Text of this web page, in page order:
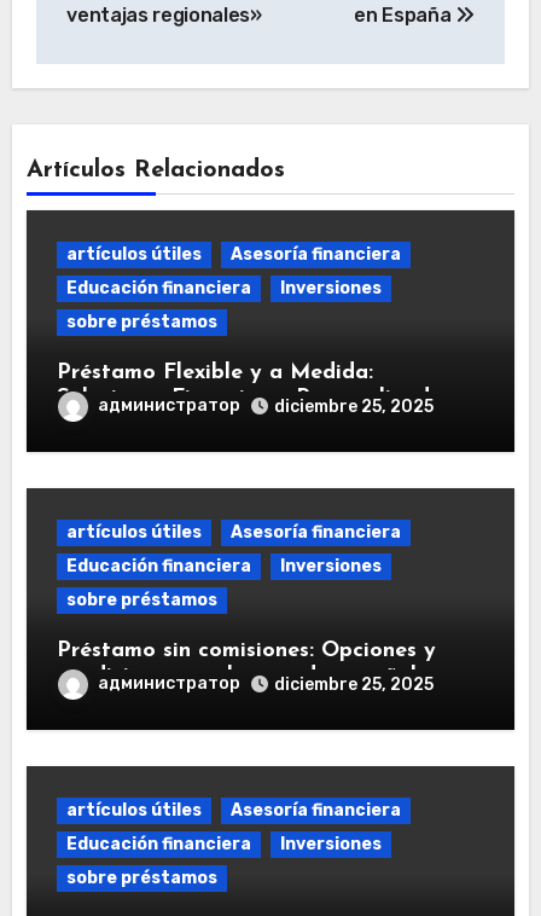
ventajas regionales»
en España
Artículos Relacionados
artículos útiles
Asesoría financiera
Educación financiera
Inversiones
sobre préstamos
Préstamo Flexible y a Medida:
Soluciones Financieras Personalizadas
администратор diciembre 25, 2025
artículos útiles
Asesoría financiera
Educación financiera
Inversiones
sobre préstamos
Préstamo sin comisiones: Opciones y
condiciones en el mercado español
администратор diciembre 25, 2025
artículos útiles
Asesoría financiera
Educación financiera
Inversiones
sobre préstamos